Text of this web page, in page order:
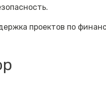
проектов по